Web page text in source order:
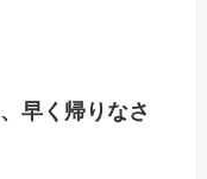
早く帰りなさ